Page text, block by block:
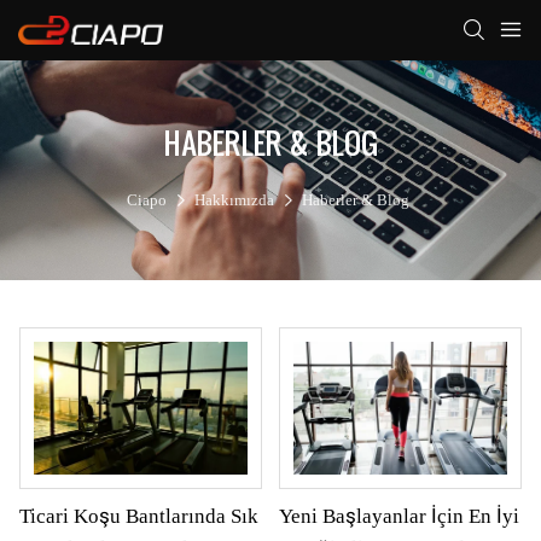
HABERLER & BLOG
Ciapo Hakkımızda Haberler & Blog
Ticari Koşu Bantlarında Sık
Yeni Başlayanlar İçin En İyi